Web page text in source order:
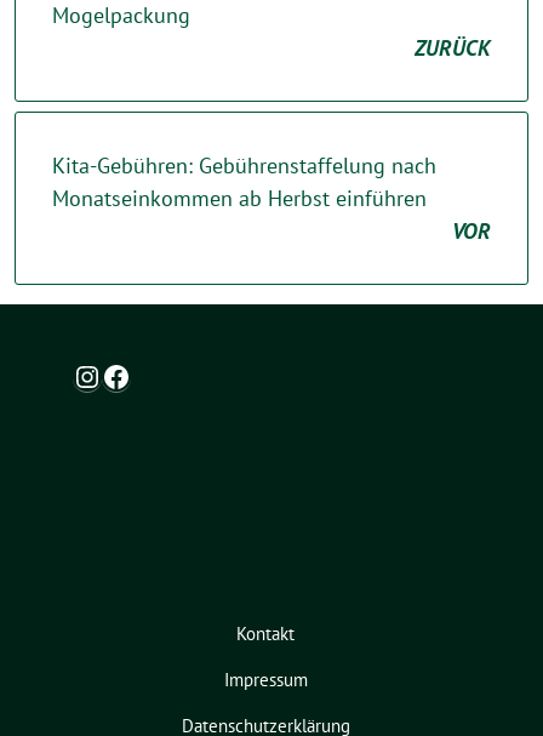
Mogelpackung
ZURÜCK
Kita-Gebühren: Gebührenstaffelung nach
Monatseinkommen ab Herbst einführen
VOR
Instagram
Facebook
Kontakt
Impressum
Datenschutzerklärung